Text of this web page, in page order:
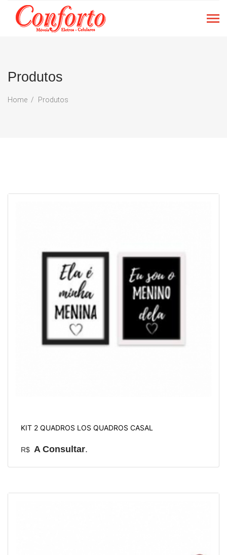
Produtos
Home Produtos
KIT 2 QUADROS LOS QUADROS CASAL
R$ A Consultar.